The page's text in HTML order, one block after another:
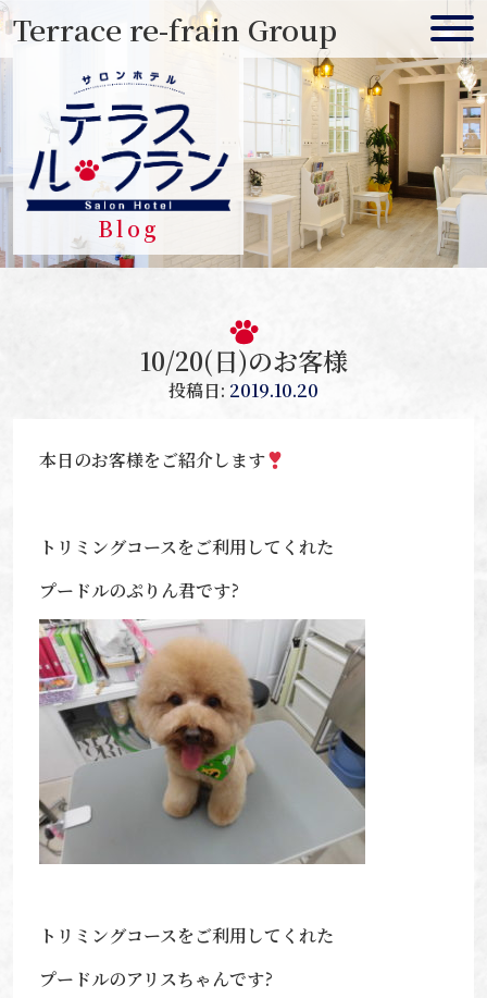
Skip
content
Terrace re-frain Group
Blog
10/20(日)のお客様
投稿日: 2019.10.20
本日のお客様をご紹介します
トリミングコースをご利用してくれた
プードルのぷりん君です?
トリミングコースをご利用してくれた
プードルのアリスちゃんです?